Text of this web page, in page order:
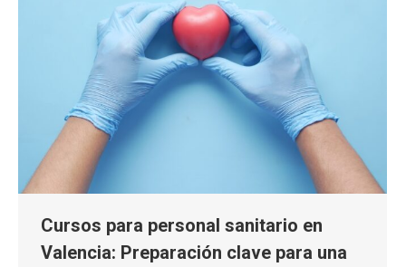
Cursos para personal sanitario en
Valencia: Preparación clave para una